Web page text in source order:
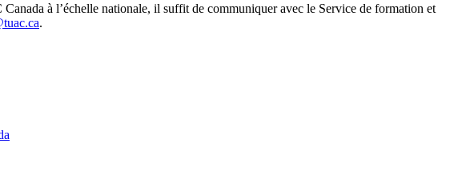
à l’échelle nationale, il suffit de communiquer avec le Service de formation et
.